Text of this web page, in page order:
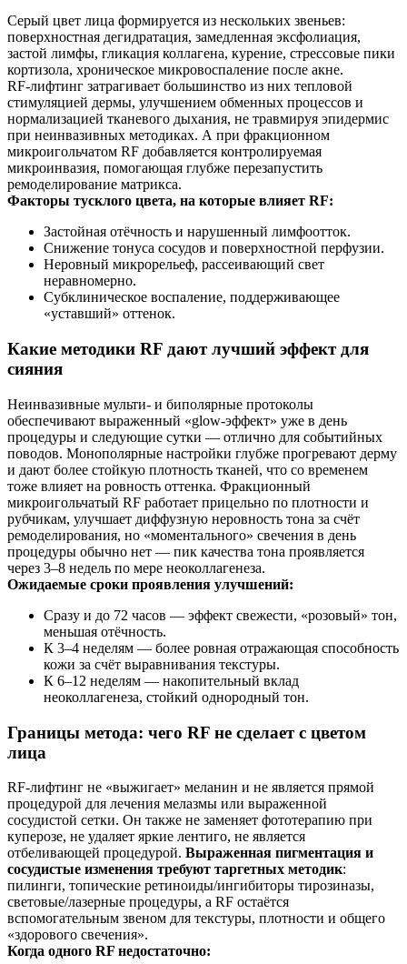
Серый цвет лица формируется из нескольких звеньев:
поверхностная дегидратация, замедленная эксфолиация,
застой лимфы, гликация коллагена, курение, стрессовые пики
кортизола, хроническое микровоспаление после акне.
RF‑лифтинг затрагивает большинство из них тепловой
стимуляцией дермы, улучшением обменных процессов и
нормализацией тканевого дыхания, не травмируя эпидермис
при неинвазивных методиках. А при фракционном
микроигольчатом RF добавляется контролируемая
микроинвазия, помогающая глубже перезапустить
ремоделирование матрикса.
Факторы тусклого цвета, на которые влияет RF:
Застойная отёчность и нарушенный лимфоотток.
Снижение тонуса сосудов и поверхностной перфузии.
Неровный микрорельеф, рассеивающий свет
неравномерно.
Субклиническое воспаление, поддерживающее
«уставший» оттенок.
Какие методики RF дают лучший эффект для
сияния
Неинвазивные мульти‑ и биполярные протоколы
обеспечивают выраженный «glow‑эффект» уже в день
процедуры и следующие сутки — отлично для событийных
поводов. Монополярные настройки глубже прогревают дерму
и дают более стойкую плотность тканей, что со временем
тоже влияет на ровность оттенка. Фракционный
микроигольчатый RF работает прицельно по плотности и
рубчикам, улучшает диффузную неровность тона за счёт
ремоделирования, но «моментального» свечения в день
процедуры обычно нет — пик качества тона проявляется
через 3–8 недель по мере неоколлагенеза.
Ожидаемые сроки проявления улучшений:
Сразу и до 72 часов — эффект свежести, «розовый» тон,
меньшая отёчность.
К 3–4 неделям — более ровная отражающая способность
кожи за счёт выравнивания текстуры.
К 6–12 неделям — накопительный вклад
неоколлагенеза, стойкий однородный тон.
Границы метода: чего RF не сделает с цветом
лица
RF‑лифтинг не «выжигает» меланин и не является прямой
процедурой для лечения мелазмы или выраженной
сосудистой сетки. Он также не заменяет фототерапию при
куперозе, не удаляет яркие лентиго, не является
отбеливающей процедурой. Выраженная пигментация и
сосудистые изменения требуют таргетных методик:
пилинги, топические ретиноиды/ингибиторы тирозиназы,
световые/лазерные процедуры, а RF остаётся
вспомогательным звеном для текстуры, плотности и общего
«здорового свечения».
Когда одного RF недостаточно: